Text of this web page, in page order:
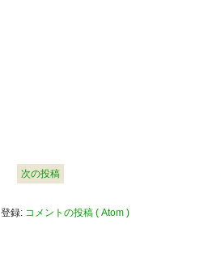
次の投稿
登録: コメントの投稿 ( Atom )